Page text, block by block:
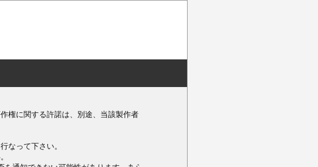
権に関する許諾は、別途、当該製作者
なって下さい。